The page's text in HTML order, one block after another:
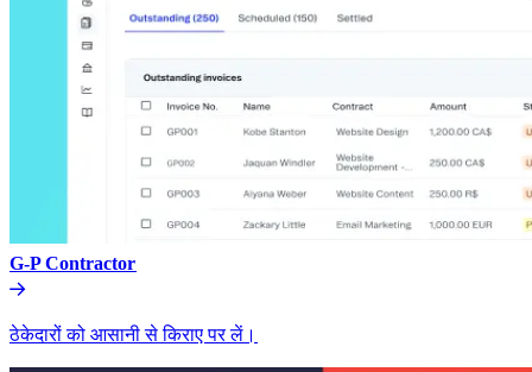
G-P Contractor​​
ठेकेदारों को आसानी से किराए पर लें।​​